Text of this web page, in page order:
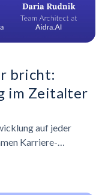
bricht:
im Zeitalter
auf jeder
Karriere-
überdenken
Arbeitsumfeld